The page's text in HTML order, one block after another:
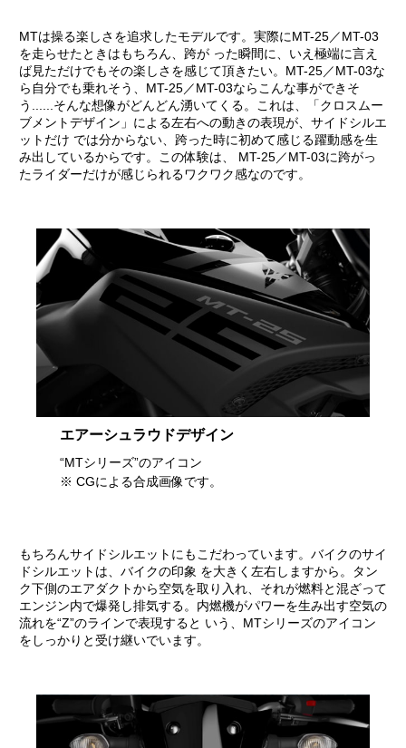
MTは操る楽しさを追求したモデルです。実際にMT-25／MT-03
を走らせたときはもちろん、跨が った瞬間に、いえ極端に言え
ば見ただけでもその楽しさを感じて頂きたい。MT-25／MT-03な
ら自分でも乗れそう、MT-25／MT-03ならこんな事ができそ
う......そんな想像がどんどん湧いてくる。これは、「クロスムー
ブメントデザイン」による左右への動きの表現が、サイドシルエ
ットだけ では分からない、跨った時に初めて感じる躍動感を生
み出しているからです。この体験は、 MT-25／MT-03に跨がっ
たライダーだけが感じられるワクワク感なのです。
エアーシュラウドデザイン
“MTシリーズ”のアイコン
※ CGによる合成画像です。
もちろんサイドシルエットにもこだわっています。バイクのサイ
ドシルエットは、バイクの印象 を大きく左右しますから。タン
ク下側のエアダクトから空気を取り入れ、それが燃料と混ざって
エンジン内で爆発し排気する。内燃機がパワーを生み出す空気の
流れを“Z”のラインで表現すると いう、MTシリーズのアイコン
をしっかりと受け継いでいます。